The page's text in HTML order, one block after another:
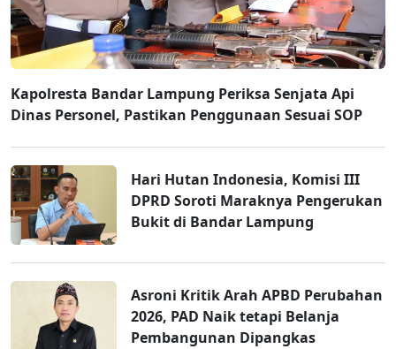
Kapolresta Bandar Lampung Periksa Senjata Api
Dinas Personel, Pastikan Penggunaan Sesuai SOP
Hari Hutan Indonesia, Komisi III
DPRD Soroti Maraknya Pengerukan
Bukit di Bandar Lampung
Asroni Kritik Arah APBD Perubahan
2026, PAD Naik tetapi Belanja
Pembangunan Dipangkas